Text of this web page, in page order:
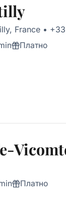
France •
Платно
Платно